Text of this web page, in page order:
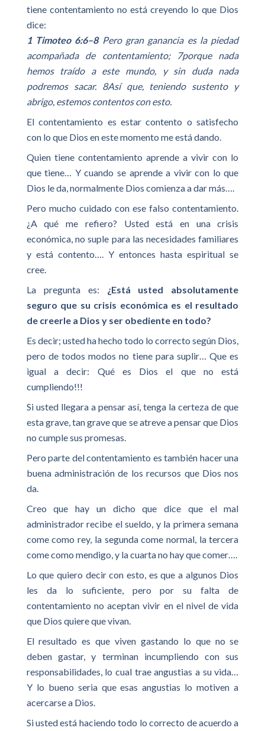
tiene contentamiento no está creyendo lo que Dios
dice:
1 Timoteo 6:6–8 Pero gran ganancia es la piedad
acompañada de contentamiento; 7porque nada
hemos traído a este mundo, y sin duda nada
podremos sacar. 8Así que, teniendo sustento y
abrigo, estemos contentos con esto.
El contentamiento es estar contento o satisfecho
con lo que Dios en este momento me está dando.
Quien tiene contentamiento aprende a vivir con lo
que tiene… Y cuando se aprende a vivir con lo que
Dios le da, normalmente Dios comienza a dar más….
Pero mucho cuidado con ese falso contentamiento.
¿A qué me refiero? Usted está en una crisis
económica, no suple para las necesidades familiares
y está contento…. Y entonces hasta espiritual se
cree.
La pregunta es:
¿Está usted absolutamente
seguro que su crisis económica es el resultado
de creerle a Dios y ser obediente en todo?
Es decir; usted ha hecho todo lo correcto según Dios,
pero de todos modos no tiene para suplir… Que es
igual a decir: Qué es Dios el que no está
cumpliendo!!!
Si usted llegara a pensar así, tenga la certeza de que
esta grave, tan grave que se atreve a pensar que Dios
no cumple sus promesas.
Pero parte del contentamiento es también hacer una
buena administración de los recursos que Dios nos
da.
Creo que hay un dicho que dice que el mal
administrador recibe el sueldo, y la primera semana
come como rey, la segunda come normal, la tercera
come como mendigo, y la cuarta no hay que comer….
Lo que quiero decir con esto, es que a algunos Dios
les da lo suficiente, pero por su falta de
contentamiento no aceptan vivir en el nivel de vida
que Dios quiere que vivan.
El resultado es que viven gastando lo que no se
deben gastar, y terminan incumpliendo con sus
responsabilidades, lo cual trae angustias a su vida…
Y lo bueno seria que esas angustias lo motiven a
acercarse a Dios.
Si usted está haciendo todo lo correcto de acuerdo a